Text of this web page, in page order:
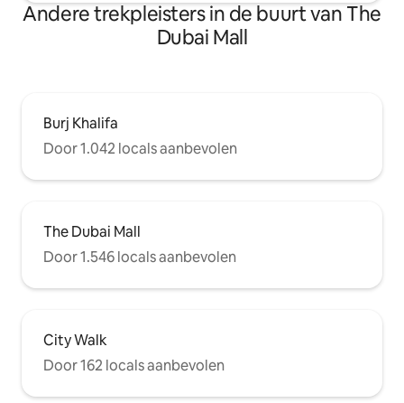
Andere trekpleisters in de buurt van The
Dubai Mall
Burj Khalifa
Door 1.042 locals aanbevolen
The Dubai Mall
Door 1.546 locals aanbevolen
City Walk
Door 162 locals aanbevolen